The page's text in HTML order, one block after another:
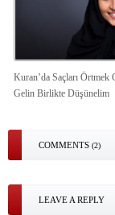
Kuran’da Saçları Örtmek
Gelin Birlikte Düşünelim
COMMENTS (2)
LEAVE A REPLY